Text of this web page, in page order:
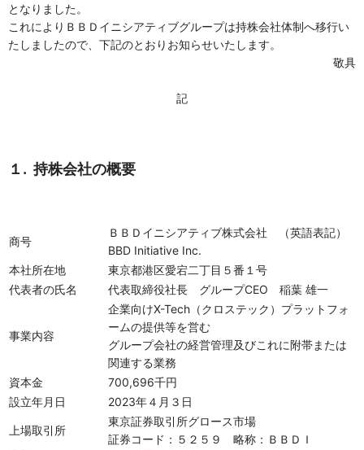
となりました。
これによりＢＢＤイニシアティブグループは持株会社体制へ移行い
たしましたので、下記のとおりお知らせいたします。
敬具
記
１. 持株会社の概要
商号
ＢＢＤイニシアティブ株式会社 （英語表記）
BBD Initiative Inc.
本社所在地
東京都港区愛宕二丁目５番１号
代表者の氏名
代表取締役社長 グループCEO 稲葉 雄一
事業内容
企業向けX-Tech（クロステック）プラットフォ
ームの提供等を営む
グループ会社の経営管理及びこれに附帯または
関連する業務
資本金
700,696千円
設立年月日
2023年４月３日
上場取引所
東京証券取引所グロース市場
証券コード：５２５９ 略称：ＢＢＤＩ